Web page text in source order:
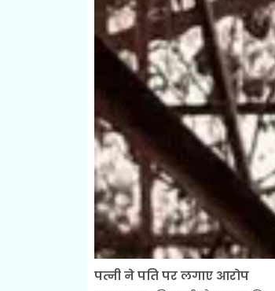
पत्नी ने पति पर लगाए आरोप